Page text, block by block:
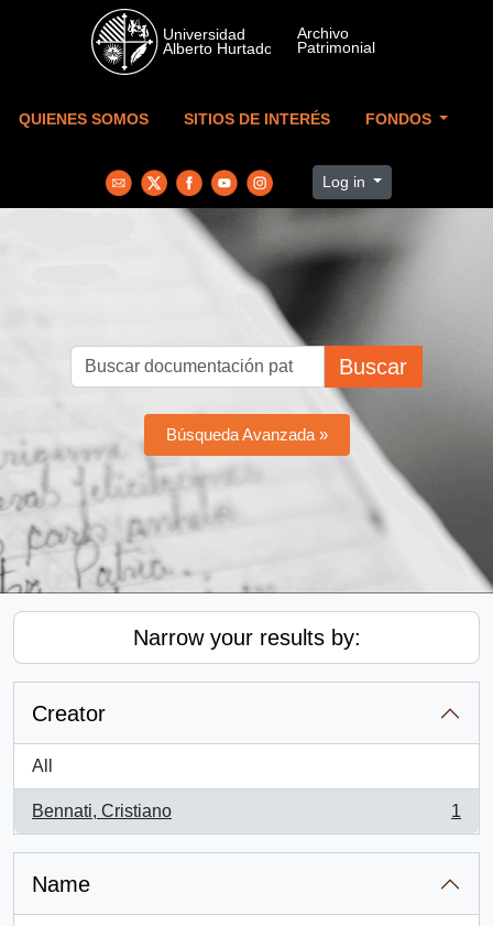
Skip to main content
QUIENES SOMOS SITIOS DE INTERÉS FONDOS
Log in
Buscar
Búsqueda Avanzada »
Narrow your results by:
Creator
All
Bennati, Cristiano
, 1 results
1
Name